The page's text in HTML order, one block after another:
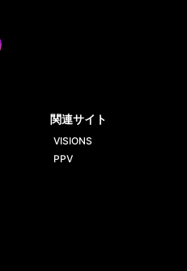
関連サイト
VISIONS
PPV